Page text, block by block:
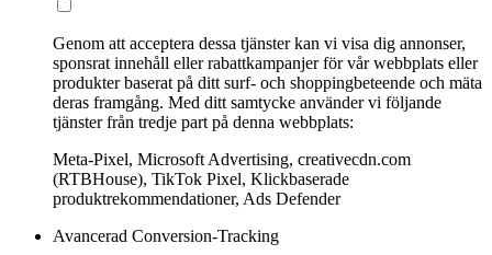
Genom att acceptera dessa tjänster kan vi visa dig annonser,
sponsrat innehåll eller rabattkampanjer för vår webbplats eller
produkter baserat på ditt surf- och shoppingbeteende och mäta
deras framgång. Med ditt samtycke använder vi följande
tjänster från tredje part på denna webbplats:
Meta-Pixel, Microsoft Advertising, creativecdn.com
(RTBHouse), TikTok Pixel, Klickbaserade
produktrekommendationer, Ads Defender
Avancerad Conversion-Tracking